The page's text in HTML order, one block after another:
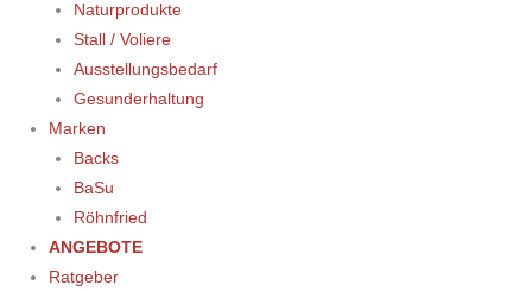
Naturprodukte
Stall / Voliere
Ausstellungsbedarf
Gesunderhaltung
Marken
Backs
BaSu
Röhnfried
ANGEBOTE
Ratgeber